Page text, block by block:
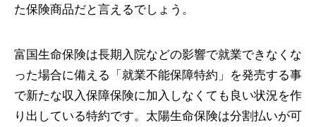
た保険商品だと言えるでしょう。
富国生命保険は長期入院などの影響で就業できなくな
った場合に備える「就業不能保障特約」を発売する事
で新たな収入保障保険に加入しなくても良い状況を作
り出している特約です。太陽生命保険は分割払いが可